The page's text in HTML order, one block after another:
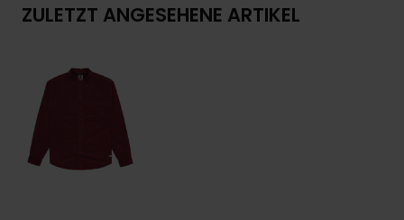
ZULETZT ANGESEHENE ARTIKEL